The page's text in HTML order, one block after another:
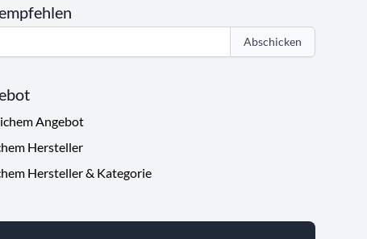
Abschicken
Angebot
Hersteller
Hersteller & Kategorie